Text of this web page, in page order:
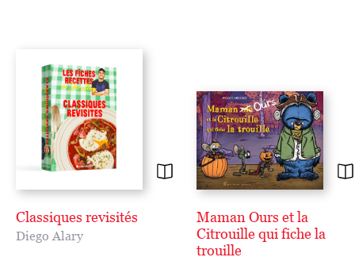
Classiques revisités
Diego Alary
Maman Ours et la
Citrouille qui fiche la
trouille